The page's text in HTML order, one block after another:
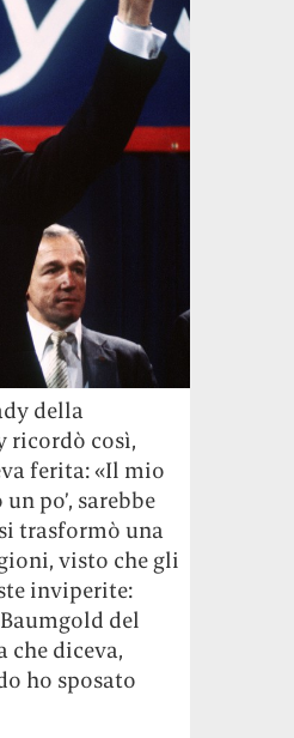
della
ricordò così,
ferita: «Il mio
po’, sarebbe
trasformò una
visto che gli
inviperite:
del
che diceva,
ho sposato